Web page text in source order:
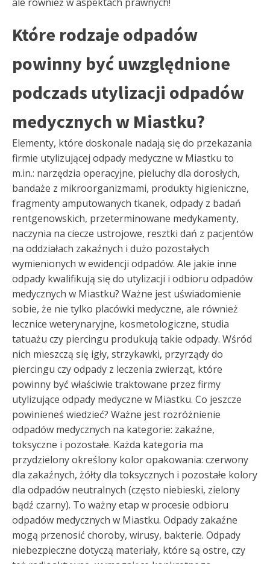
Które rodzaje odpadów
powinny być uwzględnione
podczads utylizacji odpadów
medycznych w Miastku?
Elementy, które doskonale nadają się do przekazania
firmie utylizującej odpady medyczne w Miastku to
m.in.: narzędzia operacyjne, pieluchy dla dorosłych,
bandaże z mikroorganizmami, produkty higieniczne,
fragmenty amputowanych tkanek, odpady z badań
rentgenowskich, przeterminowane medykamenty,
naczynia na ciecze ustrojowe, resztki dań z pacjentów
na oddziałach zakaźnych i dużo pozostałych
wymienionych w ewidencji odpadów. Ale jakie inne
odpady kwalifikują się do utylizacji i odbioru odpadów
medycznych w Miastku? Ważne jest uświadomienie
sobie, że nie tylko placówki medyczne, ale również
lecznice weterynaryjne, kosmetologiczne, studia
tatuażu czy piercingu produkują takie odpady. Wśród
nich mieszczą się igły, strzykawki, przyrządy do
piercingu czy odpady z leczenia zwierząt, które
powinny być właściwie traktowane przez firmy
utylizujące odpady medyczne w Miastku. Co jeszcze
powinieneś wiedzieć? Ważne jest rozróżnienie
odpadów medycznych na kategorie: zakaźne,
toksyczne i pozostałe. Każda kategoria ma
przydzielony określony kolor opakowania: czerwony
dla zakaźnych, żółty dla toksycznych i pozostałe kolory
dla odpadów neutralnych (często niebieski, zielony
bądź czarny). To ważny etap w procesie odbioru
odpadów medycznych w Miastku. Odpady zakaźne
mogą przenosić choroby, wirusy, bakterie. Odpady
niebezpieczne dotyczą materiały, które są ostre, czy